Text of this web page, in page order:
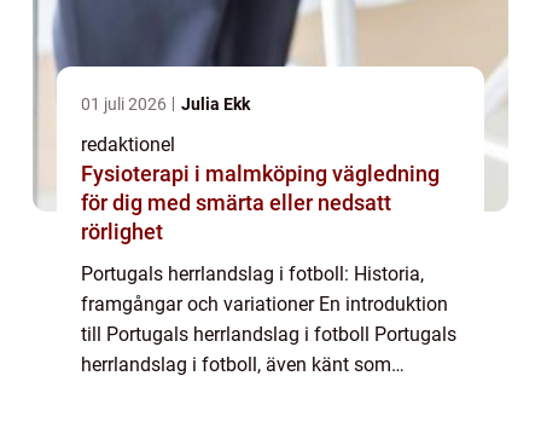
01 juli 2026 Julia Ekk
redaktionel
Fysioterapi i malmköping vägledning
för dig med smärta eller nedsatt
rörlighet
Portugals herrlandslag i fotboll: Historia,
framgångar och variationer En introduktion
till Portugals herrlandslag i fotboll Portugals
herrlandslag i fotboll, även känt som